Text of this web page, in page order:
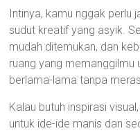
Intinya, kamu nggak perlu
sudut kreatif yang asyik.
mudah ditemukan, dan
ruang yang memanggilmu
berlama-lama tanpa
Kalau butuh inspirasi
untuk ide-ide manis dan